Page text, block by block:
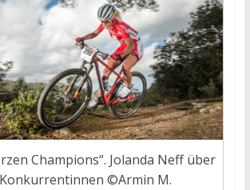
Champions“. Jolanda Neff über
©Armin M.